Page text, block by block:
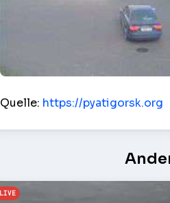
Quelle: https://pyatigorsk.org